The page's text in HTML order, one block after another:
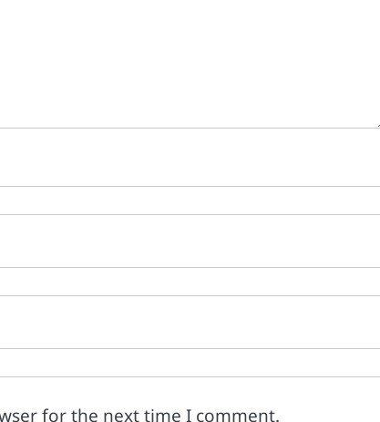
for the next time I comment.